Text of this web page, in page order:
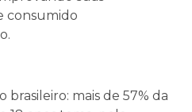
consumido
brasileiro: mais de 57% da